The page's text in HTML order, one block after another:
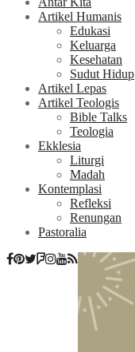
Artikel Humanis
Edukasi
Keluarga
Kesehatan
Sudut Hidup
Artikel Lepas
Artikel Teologis
Bible Talks
Teologia
Ekklesia
Liturgi
Madah
Kontemplasi
Refleksi
Renungan
Pastoralia